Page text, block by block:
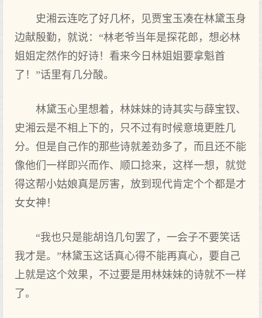
史湘云连吃了好几杯，见贾宝玉凑在林黛玉身
边献殷勤，就说：“林老爷当年是探花郎，想必林
姐姐定然作的好诗！看来今日林姐姐要拿魁首
了！”话里有几分酸。
林黛玉心里想着，林妹妹的诗其实与薛宝钗、
史湘云是不相上下的，只不过有时候意境更胜几
分。但是自己作的那些诗就差劲多了，而且还不能
像他们一样即兴而作、顺口捻来，这样一想，就觉
得这帮小姑娘真是厉害，放到现代肯定个个都是才
女女神！
“我也只是能胡诌几句罢了，一会子不要笑话
我才是。”林黛玉这话真心得不能再真心，要自己
上就是这个效果，不过要是用林妹妹的诗就不一样
了。